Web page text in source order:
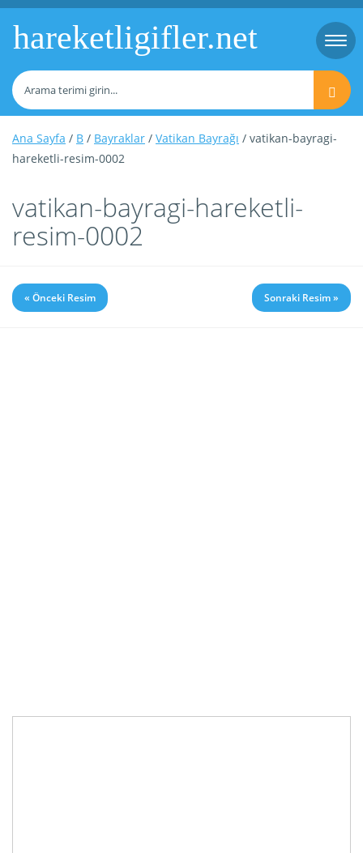
hareketligifler.net
Ana Sayfa / B / Bayraklar / Vatikan Bayrağı / vatikan-bayragi-
hareketli-resim-0002
vatikan-bayragi-hareketli-
resim-0002
« Önceki Resim Sonraki Resim »